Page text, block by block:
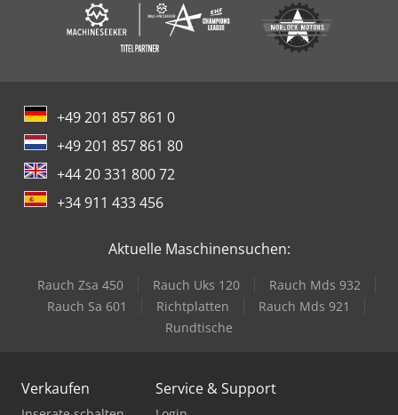
+49 201 857 861 0
+49 201 857 861 80
+44 20 331 800 72
+34 911 433 456
Aktuelle Maschinensuchen:
Rauch Zsa 450 Rauch Uks 120
Rauch Mds 932
Rauch Sa 601
Richtplatten
Rauch Mds 921
Rundtische
Verkaufen Service & Support